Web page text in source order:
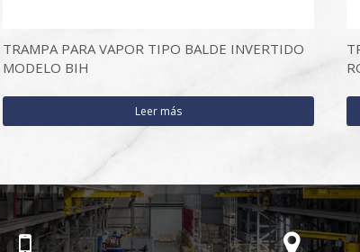
TRAMPA PARA VAPOR TIPO BALDE INVERTIDO
MODELO BIH
Leer más